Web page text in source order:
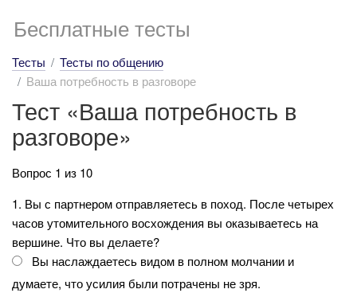
Бесплатные тесты
Тесты
Тесты по общению
Ваша потребность в разговоре
Тест «Ваша потребность в
разговоре»
Вопрос 1 из 10
1. Вы с партнером отправляетесь в поход. После четырех
часов утомительного восхождения вы оказываетесь на
вершине. Что вы делаете?
Вы наслаждаетесь видом в полном молчании и
думаете, что усилия были потрачены не зря.